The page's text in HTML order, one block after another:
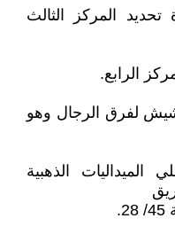
المركز الثالث
لفرق الرجال وهو
الذهبية